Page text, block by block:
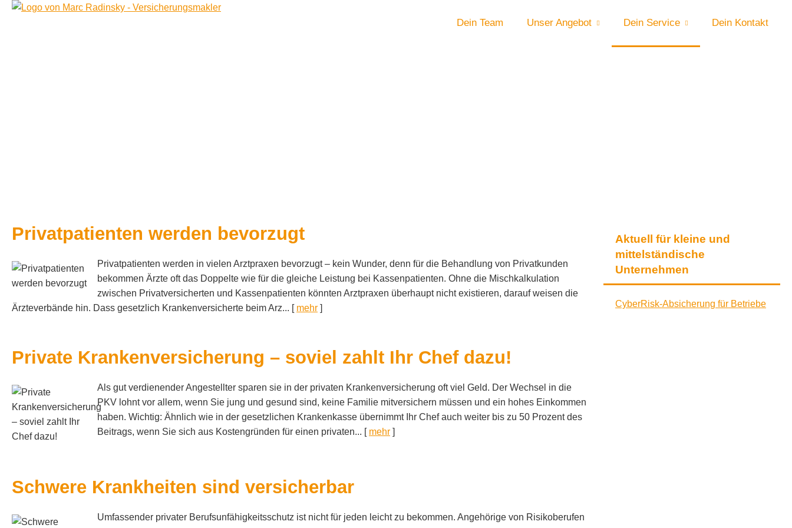
Dein Team Unser Angebot Dein Service Dein Kontakt
Aktuell für kleine und
mittelständische
Unternehmen
CyberRisk-Absicherung für Betriebe
Privatpatienten werden bevorzugt
Privatpatienten werden in vielen Arztpraxen bevorzugt – kein Wunder, denn für die Behandlung von Privatkunden
bekommen Ärzte oft das Doppelte wie für die gleiche Leistung bei Kassenpatienten. Ohne die Mischkalkulation
zwischen Privatversicherten und Kassenpatienten könnten Arztpraxen überhaupt nicht existieren, darauf weisen die
Ärzteverbände hin. Dass gesetzlich Krankenversicherte beim Arz... [ mehr ]
Private Kranken­ver­si­che­rung – soviel zahlt Ihr Chef dazu!
Als gut verdienender Angestellter sparen sie in der privaten Kranken­ver­si­che­rung oft viel Geld. Der Wechsel in die
PKV lohnt vor allem, wenn Sie jung und gesund sind, keine Familie mitver­sichern müssen und ein hohes Einkommen
haben. Wichtig: Ähnlich wie in der gesetzlichen Krankenkasse übernimmt Ihr Chef auch weiter bis zu 50 Prozent des
Beitrags, wenn Sie sich aus Kostengründen für einen privaten... [ mehr ]
Schwe­re Krank­hei­ten sind versicherbar
Umfassender privater Berufsunfähigkeitsschutz ist nicht für jeden leicht zu bekommen. Angehörige von Risikoberufen